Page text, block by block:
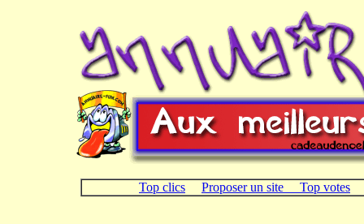
Top clics Proposer un site Top votes